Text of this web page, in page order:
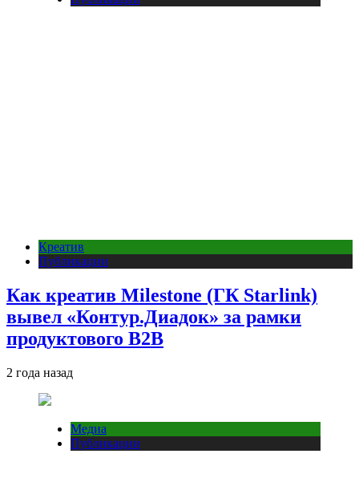
Креатив
Публикации
Как креатив Milestone (ГК Starlink)
вывел «Контур.Диадок» за рамки
продуктового B2B
2 года назад
Медиа
Публикации